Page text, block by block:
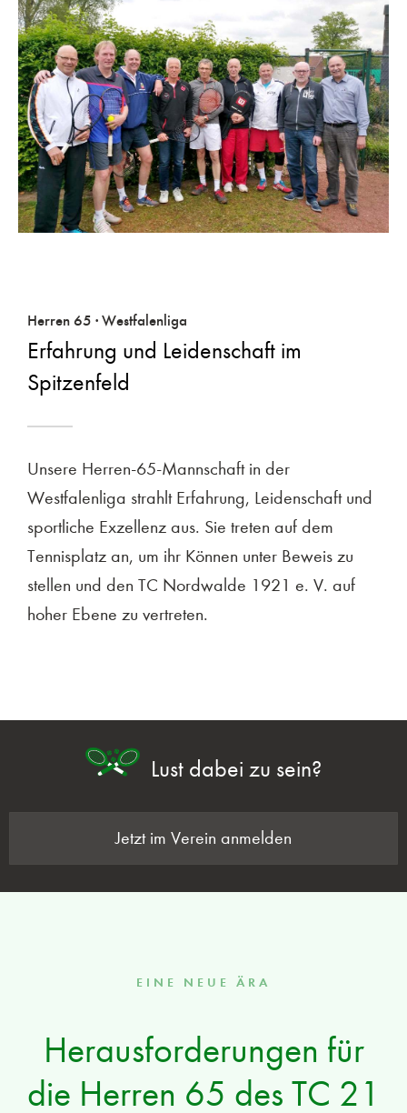
Herren 65 · Westfalenliga
Erfahrung und Leidenschaft im
Spitzenfeld
Unsere Herren-65-Mannschaft in der
Westfalenliga strahlt Erfahrung, Leidenschaft und
sportliche Exzellenz aus. Sie treten auf dem
Tennisplatz an, um ihr Können unter Beweis zu
stellen und den TC Nordwalde 1921 e. V. auf
hoher Ebene zu vertreten.
Lust dabei zu sein?
Jetzt im Verein anmelden
EINE NEUE ÄRA
Herausforderungen für
die Herren 65 des TC 21